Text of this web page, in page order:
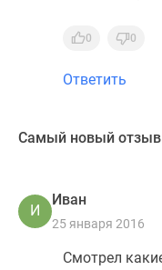
0 0
Ответить
Самый новый отзыв
И
Иван
25 января 2016
Смотрел